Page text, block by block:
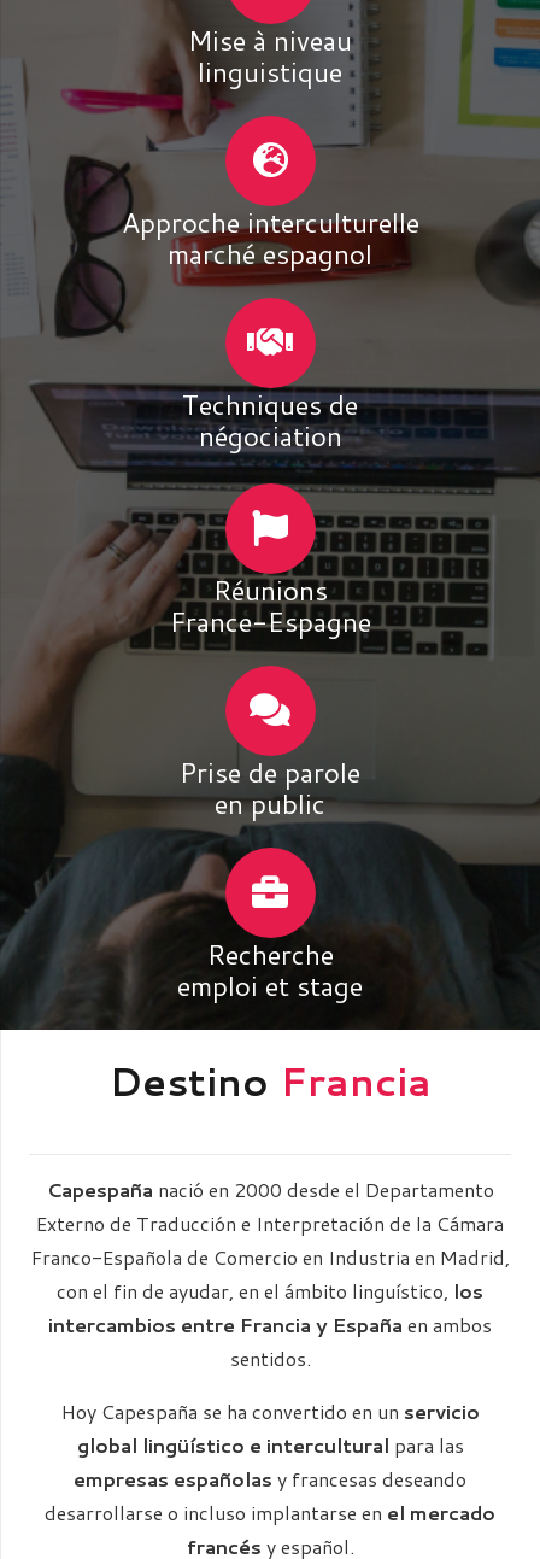
Mise à niveau
linguistique
Approche interculturelle
marché espagnol
Techniques de
négociation
Réunions
France-Espagne
Prise de parole
en public
Recherche
emploi et stage
Destino Francia
Capespaña nació en 2000 desde el Departamento
Externo de Traducción e Interpretación de la Cámara
Franco-Española de Comercio en Industria en Madrid,
con el fin de ayudar, en el ámbito linguístico, los
intercambios entre Francia y España en ambos
sentidos.
Hoy Capespaña se ha convertido en un servicio
global lingüístico e intercultural para las
empresas españolas y francesas deseando
desarrollarse o incluso implantarse en el mercado
francés y español.